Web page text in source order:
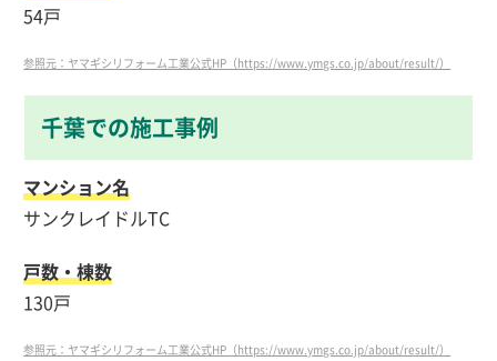
54戸
参照元：ヤマギシリフォーム工業公式HP（https://www.ymgs.co.jp/about/result/）
千葉での施工事例
マンション名
サンクレイドルTC
戸数・棟数
130戸
参照元：ヤマギシリフォーム工業公式HP（https://www.ymgs.co.jp/about/result/）